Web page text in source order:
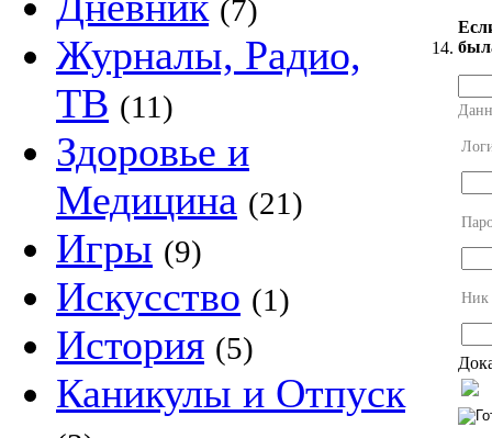
(7)
Журналы, Радио,
ТВ (11)
Здоровье и
Медицина (21)
Игры (9)
Искусство (1)
История (5)
Каникулы и Отпуск
14.
Ник